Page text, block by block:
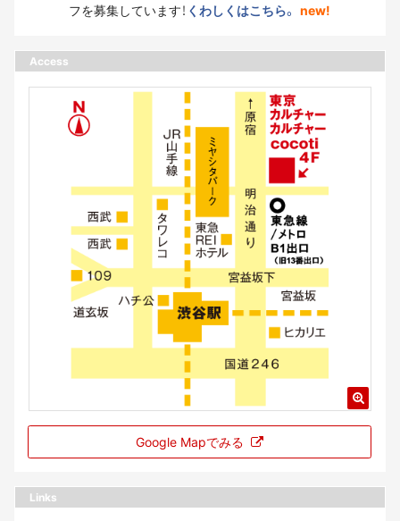
フを募集しています！ くわしくはこちら。 new!
Access
Google Mapでみる
Links